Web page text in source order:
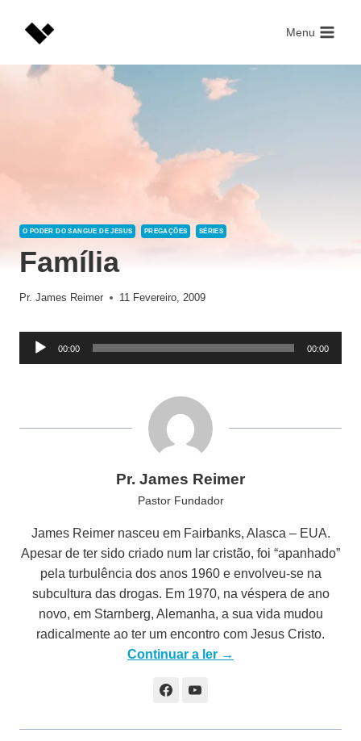
Menu
O PODER DO SANGUE DE JESUS PREGAÇÕES SÉRIES
Família
Pr. James Reimer 11 Fevereiro, 2009
e
00:00 00:00
Pr. James Reimer
Pastor Fundador
James Reimer nasceu em Fairbanks, Alasca – EUA.
Apesar de ter sido criado num lar cristão, foi “apanhado”
pela turbulência dos anos 1960 e envolveu-se na
subcultura das drogas. Em 1970, na véspera de ano
novo, em Starnberg, Alemanha, a sua vida mudou
radicalmente ao ter um encontro com Jesus Cristo.
Continuar a ler →